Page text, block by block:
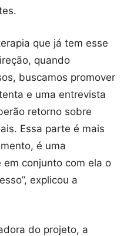
que já tem esse
quando
buscamos promover
e uma entrevista
retorno sobre
Essa parte é mais
é uma
conjunto com ela o
explicou a
do projeto, a